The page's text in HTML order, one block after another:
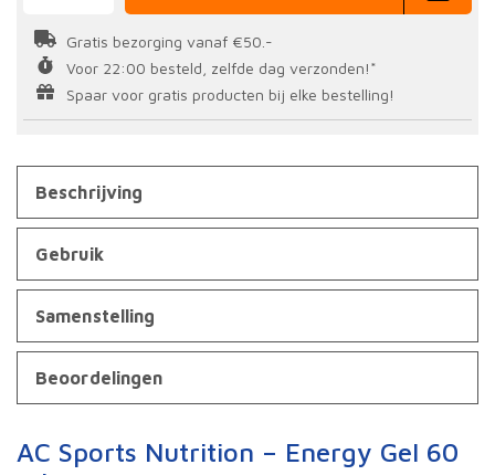
aantal Gratis bezorging vanaf €50.-
Voor 22:00 besteld, zelfde dag verzonden!*
Spaar voor gratis producten bij elke bestelling!
Beschrijving
Gebruik
Samenstelling
Beoordelingen
AC Sports Nutrition – Energy Gel 60